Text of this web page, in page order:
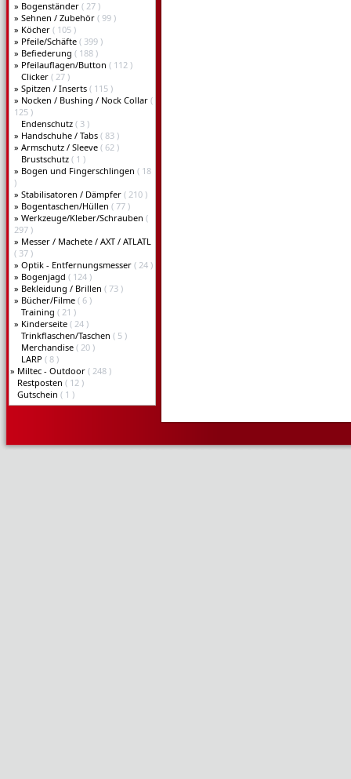
» Bogenständer ( 27 )
» Sehnen / Zubehör ( 99 )
» Köcher ( 105 )
» Pfeile/Schäfte ( 399 )
» Befiederung ( 188 )
» Pfeilauflagen/Button ( 112 )
Clicker ( 27 )
» Spitzen / Inserts ( 115 )
» Nocken / Bushing / Nock Collar (
125 )
Endenschutz ( 3 )
» Handschuhe / Tabs ( 83 )
» Armschutz / Sleeve ( 62 )
Brustschutz ( 1 )
» Bogen und Fingerschlingen ( 18
)
» Stabilisatoren / Dämpfer ( 210 )
» Bogentaschen/Hüllen ( 77 )
» Werkzeuge/Kleber/Schrauben (
297 )
» Messer / Machete / AXT / ATLATL
( 37 )
» Optik - Entfernungsmesser ( 24 )
» Bogenjagd ( 124 )
» Bekleidung / Brillen ( 73 )
» Bücher/Filme ( 6 )
Training ( 21 )
» Kinderseite ( 24 )
Trinkflaschen/Taschen ( 5 )
Merchandise ( 20 )
LARP ( 8 )
» Miltec - Outdoor ( 248 )
Restposten ( 12 )
Gutschein ( 1 )